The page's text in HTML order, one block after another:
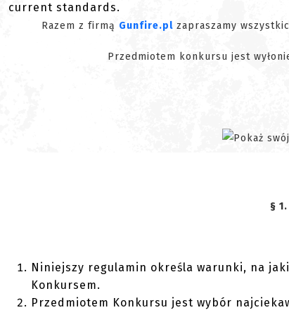
current standards.
Razem z firmą Gunfire.pl zapraszamy
Przedmiotem konkursu jest
§
Niniejszy regulamin określa warunki, na
Konkursem.
Przedmiotem Konkursu jest wybór